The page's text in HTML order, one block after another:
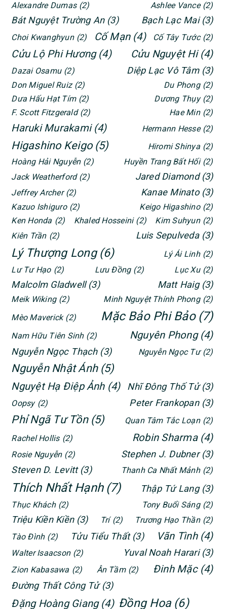
Alexandre Dumas (2) Ashlee Vance (2)
Bát Nguyệt Trường An (3) Bạch Lạc Mai (3)
Choi Kwanghyun (2) Cố Mạn (4) Cố Tây Tước (2)
Cửu Lộ Phi Hương (4) Cửu Nguyệt Hi (4)
Dazai Osamu (2) Diệp Lạc Vô Tâm (3)
Don Miguel Ruiz (2) Du Phong (2)
Dưa Hấu Hạt Tím (2) Dương Thụy (2)
F. Scott Fitzgerald (2) Hae Min (2)
Haruki Murakami (4) Hermann Hesse (2)
Higashino Keigo (5) Hiromi Shinya (2)
Hoàng Hải Nguyễn (2) Huyền Trang Bất Hối (2)
Jack Weatherford (2) Jared Diamond (3)
Jeffrey Archer (2) Kanae Minato (3)
Kazuo Ishiguro (2) Keigo Higashino (2)
Ken Honda (2) Khaled Hosseini (2) Kim Suhyun (2)
Kiên Trần (2) Luis Sepulveda (3)
Lý Thượng Long (6) Lý Ái Linh (2)
Lư Tư Hạo (2) Lưu Đồng (2) Lục Xu (2)
Malcolm Gladwell (3) Matt Haig (3)
Meik Wiking (2) Minh Nguyệt Thính Phong (2)
Mèo Maverick (2) Mặc Bảo Phi Bảo (7)
Nam Hữu Tiên Sinh (2) Nguyên Phong (4)
Nguyễn Ngọc Thạch (3) Nguyễn Ngọc Tư (2)
Nguyễn Nhật Ánh (5)
Nguyệt Hạ Điệp Ảnh (4) Nhĩ Đông Thố Tử (3)
Oopsy (2) Peter Frankopan (3)
Phỉ Ngã Tư Tồn (5) Quan Tâm Tắc Loạn (2)
Rachel Hollis (2) Robin Sharma (4)
Rosie Nguyễn (2) Stephen J. Dubner (3)
Steven D. Levitt (3) Thanh Ca Nhất Mảnh (2)
Thích Nhất Hạnh (7) Thập Tứ Lang (3)
Thục Khách (2) Tony Buổi Sáng (2)
Triệu Kiền Kiền (3) Trí (2) Trương Hạo Thần (2)
Tào Đình (2) Tửu Tiểu Thất (3) Vãn Tình (4)
Walter Isaacson (2) Yuval Noah Harari (3)
Zion Kabasawa (2) Ân Tầm (2) Đinh Mặc (4)
Đường Thất Công Tử (3)
Đặng Hoàng Giang (4) Đồng Hoa (6)